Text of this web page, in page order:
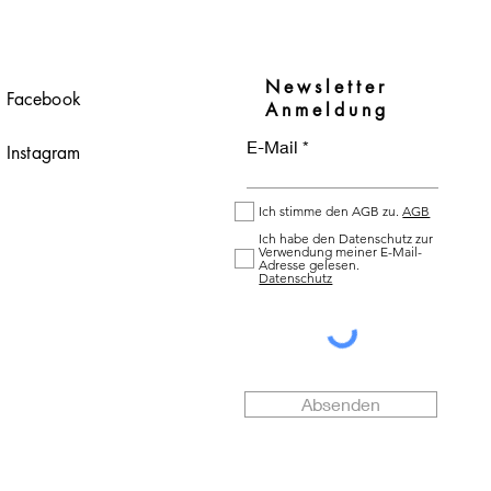
Facebook
Instagram
Newsletter
Anmeldung
E-Mail
Ich stimme den AGB zu. AGB
Ich habe den Datenschutz zur
Verwendung meiner E-Mail-
Adresse gelesen.
Datenschutz
Absenden